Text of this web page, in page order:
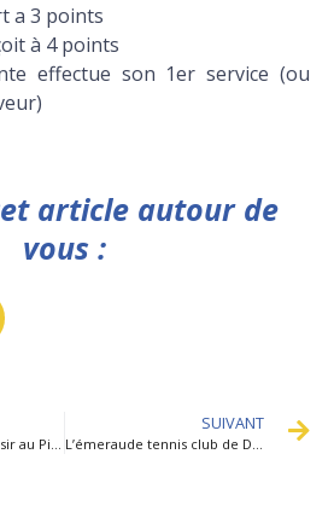
a 3 points
à 4 points
effectue son 1er service (ou
article autour de
vous :
SUIVANT